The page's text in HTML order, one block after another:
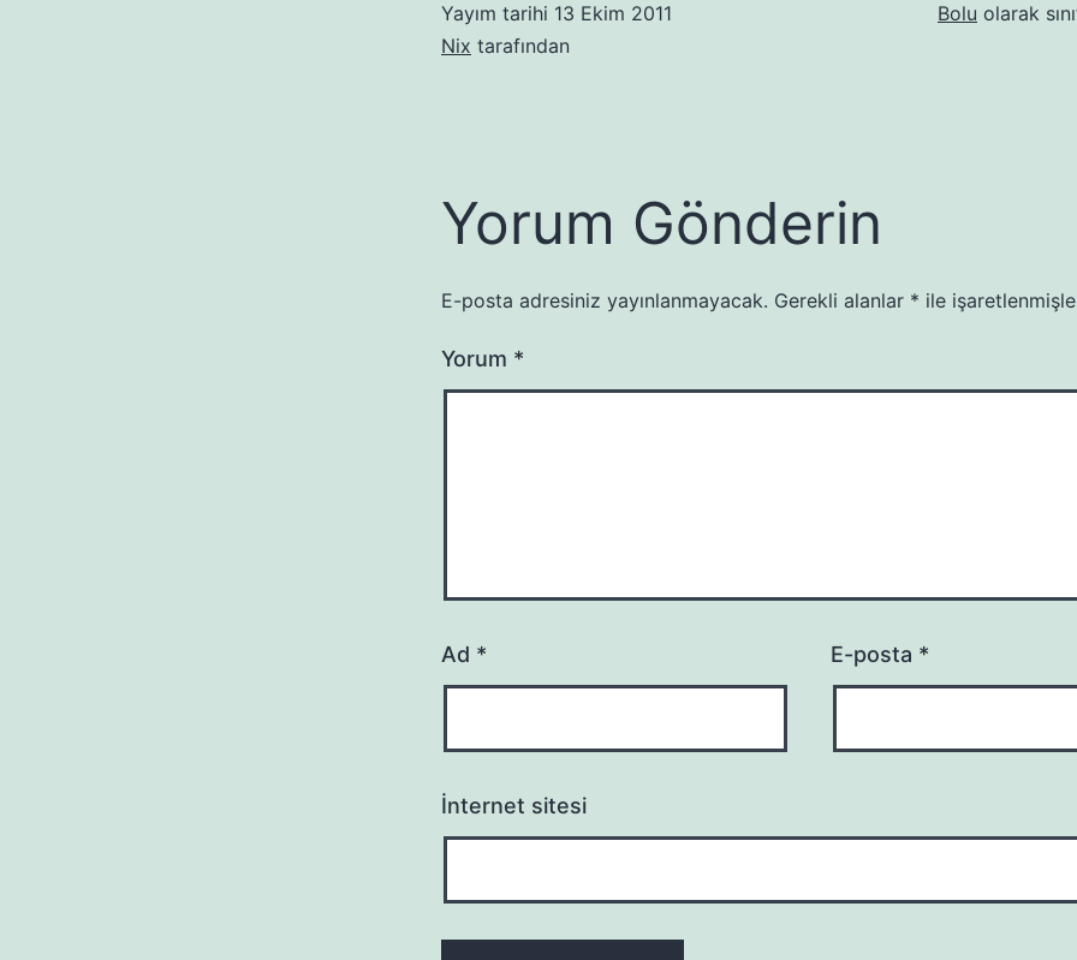
Yayım tarihi 13 Ekim 2011
Nix tarafından
Bolu olarak
Yorum Gönderin
E-posta adresiniz yayınlanmayacak. Gerekli alanlar * ile
Yorum *
Ad * E-posta *
İnternet sitesi